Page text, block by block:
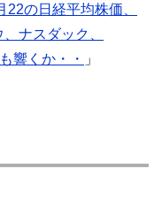
22の日経平均株価、
ナスダック、
響くか・・
」